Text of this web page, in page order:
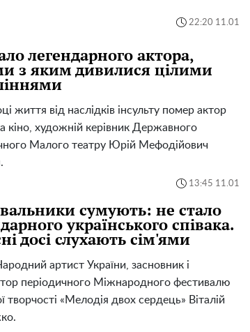
22:20 11.01
легендарного актора,
з яким дивилися цілими
життя від наслідків інсульту помер актор
кіно, художній керівник Державного
Малого театру Юрій Мефодійович
13:45 11.01
сумують: не стало
українського співака.
досі слухають сім'ями
артист України, засновник і
періодичного Міжнародного фестивалю
творчості «Мелодія двох сердець» Віталій